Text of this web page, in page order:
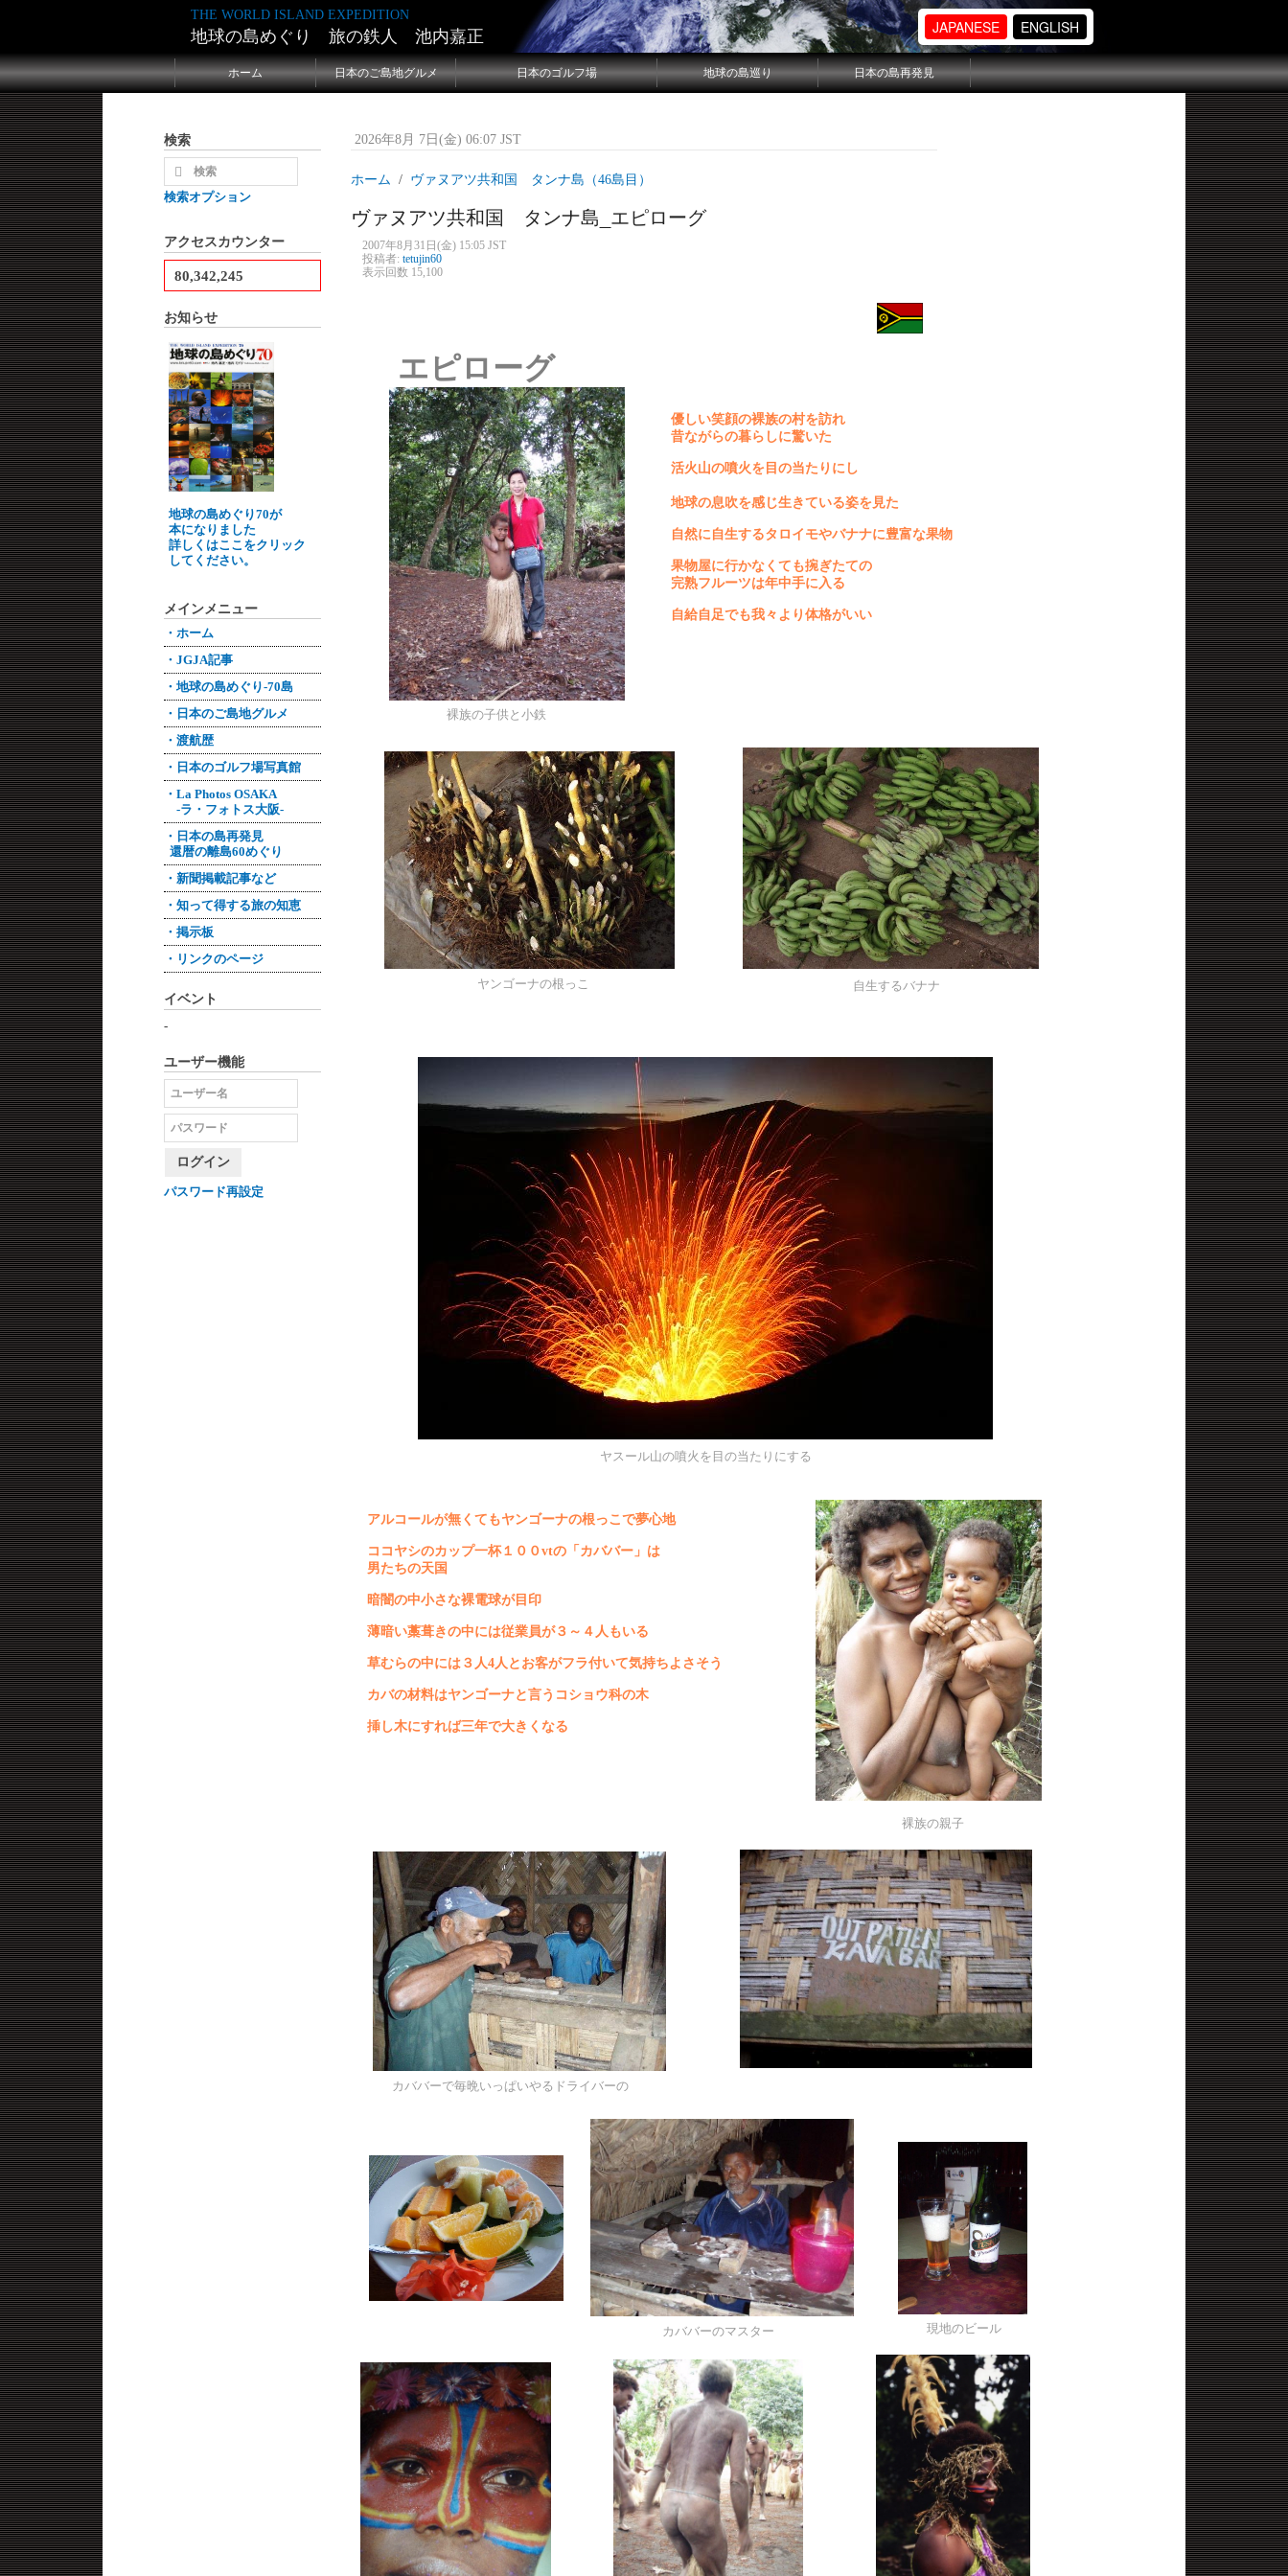
THE WORLD ISLAND EXPEDITION
地球の島めぐり 旅の鉄人 池内嘉正 JAPANESE ENGLISH
ホーム 日本のご島地グルメ 日本のゴルフ場 地球の島巡り 日本の島再発見
2026年8月 7日(金) 06:07 JST
ホーム ヴァヌアツ共和国 タンナ島（46島目）
ヴァヌアツ共和国 タンナ島_エピローグ
2007年8月31日(金) 15:05 JST
投稿者: tetujin60
表示回数 15,100
現地のビール
カババーのマスター
カババーで毎晩いっぱいやるドライバーの
裸族の親子
ヤスール山の噴火を目の当たりにする
自生するバナナ
ヤンゴーナの根っこ
裸族の子供と小鉄
アルコールが無くてもヤンゴーナの根っこで夢心地
ココヤシのカップ一杯１００vtの「カババー」は
男たちの天国
暗闇の中小さな裸電球が目印
薄暗い藁葺きの中には従業員が３～４人もいる
草むらの中には３人4人とお客がフラ付いて気持ちよさそう
カバの材料はヤンゴーナと言うコショウ科の木
挿し木にすれば三年で大きくなる
優しい笑顔の裸族の村を訪れ
昔ながらの暮らしに驚いた
活火山の噴火を目の当たりにし
地球の息吹を感じ生きている姿を見た
自然に自生するタロイモやバナナに豊富な果物
果物屋に行かなくても捥ぎたての
完熟フルーツは年中手に入る
自給自足でも我々より体格がいい
エピローグ
検索
検索オプション
アクセスカウンター
80,342,245
お知らせ
地球の島めぐり70が
本になりました
詳しくはここをクリック
してください。
メインメニュー
・ホーム
・JGJA記事
・地球の島めぐり-70島
・日本のご島地グルメ
・渡航歴
・日本のゴルフ場写真館
・La Photos OSAKA
-ラ・フォトス大阪-
・日本の島再発見
還暦の離島60めぐり
・新聞掲載記事など
・知って得する旅の知恵
・掲示板
・リンクのページ
イベント
-
ユーザー機能
ログイン
パスワード再設定